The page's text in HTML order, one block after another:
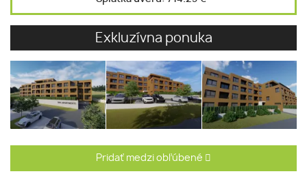
Exkluzívna ponuka
Pridať medzi obľúbené